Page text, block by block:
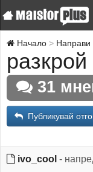
Начало Направи
31
Публикувай
ivo_cool -